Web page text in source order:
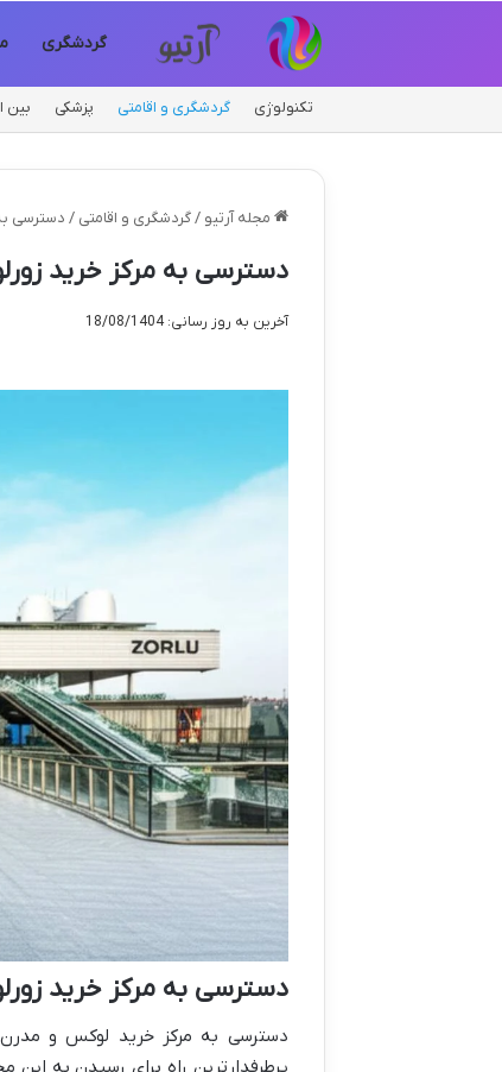
گردشگری
تکنولوژی گردشگری و اقامتی پزشکی بین
مجله آرتیو / گردشگری و اقامتی / دسترسی
دسترسی به مرکز خرید
آخرین به روز رسانی: 18/08/1404
دسترسی به مرکز خرید
دسترسی به مرکز خرید لوکس و مدرن